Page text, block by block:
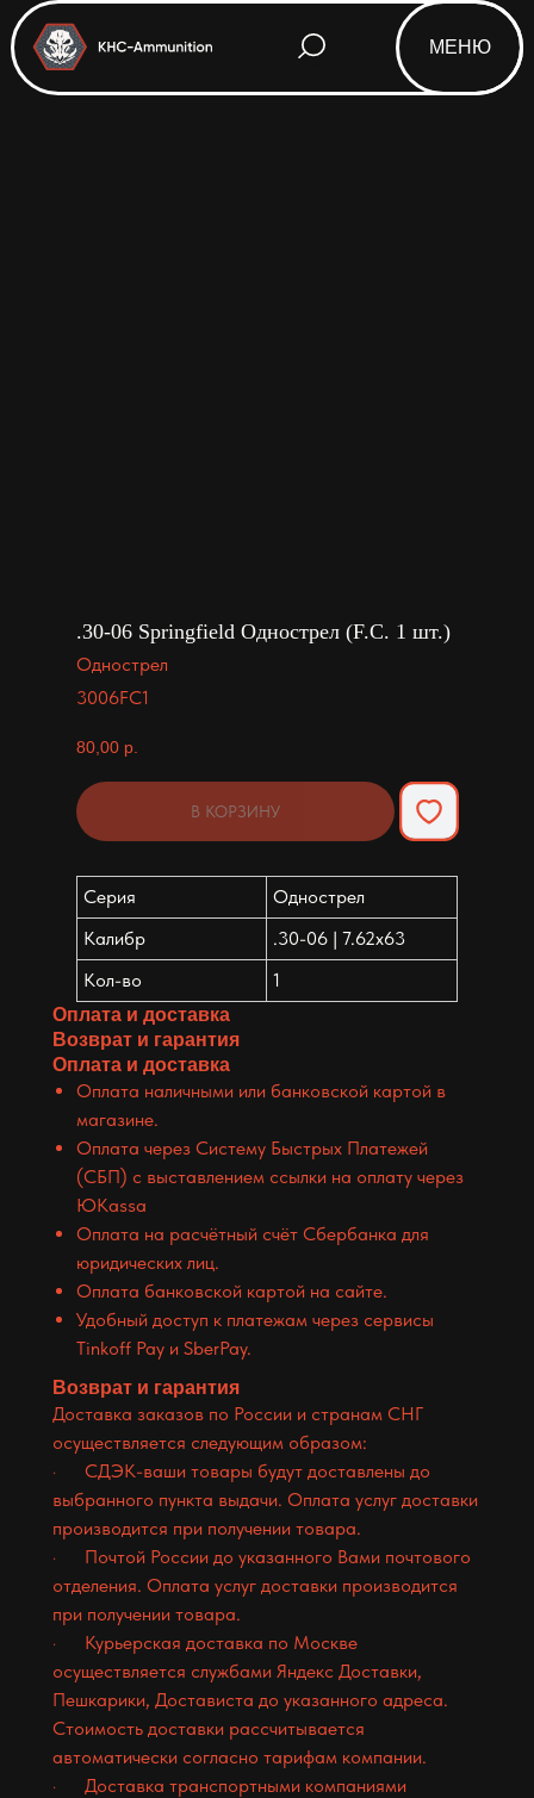
МЕНЮ
Html code will be here
.30-06 Springfield Однострел (F.C. 1 шт.)
Однострел
3006FC1
80,00 р.
В КОРЗИНУ
Серия
Однострел
Калибр
.30-06 | 7.62x63
Кол-во
1
Оплата и доставка
Возврат и гарантия
Оплата и доставка
Оплата наличными или банковской картой в
магазине.
Оплата через Систему Быстрых Платежей
(СБП) с выставлением ссылки на оплату через
ЮKassa
Оплата на расчётный счёт Сбербанка для
юридических лиц.
Оплата банковской картой на сайте.
Удобный доступ к платежам через сервисы
Tinkoff Pay и SberPay.
Возврат и гарантия
Доставка заказов по России и странам СНГ
осуществляется следующим образом:
· СДЭК-ваши товары будут доставлены до
выбранного пункта выдачи. Оплата услуг доставки
производится при получении товара.
· Почтой России до указанного Вами почтового
отделения. Оплата услуг доставки производится
при получении товара.
· Курьерская доставка по Москве
осуществляется службами Яндекс Доставки,
Пешкарики, Достависта до указанного адреса.
Стоимость доставки рассчитывается
автоматически согласно тарифам компании.
· Доставка транспортными компаниями